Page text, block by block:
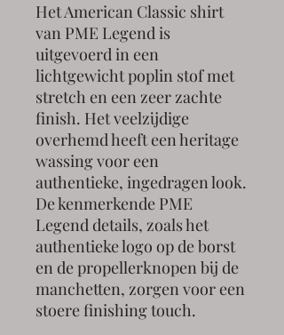
Het American Classic shirt
van PME Legend is
uitgevoerd in een
lichtgewicht poplin stof met
stretch en een zeer zachte
finish. Het veelzijdige
overhemd heeft een heritage
wassing voor een
authentieke, ingedragen look.
De kenmerkende PME
Legend details, zoals het
authentieke logo op de borst
en de propellerknopen bij de
manchetten, zorgen voor een
stoere finishing touch.